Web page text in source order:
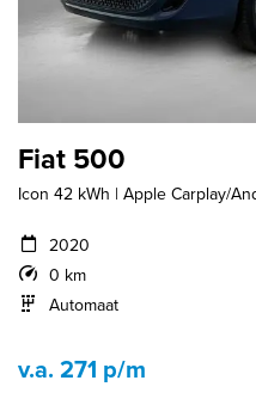
Fiat 500
Icon 42 kWh | Apple Carplay/
2020
0 km
Automaat
v.a. 271 p/m